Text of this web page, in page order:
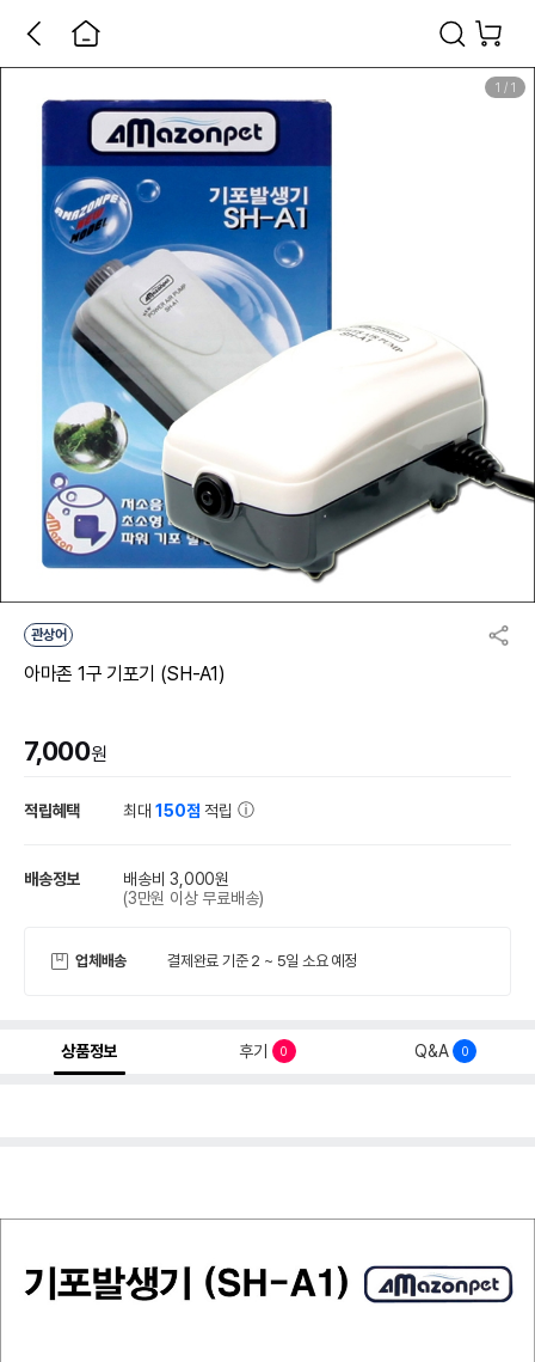
1 / 1
관상어
아마존 1구 기포기 (SH-A1)
7,000원
적립혜택 최대150점 적립
배송정보
배송비 3,000원
(3만원 이상 무료배송)
업체배송 결제완료 기준 2 ~ 5일 소요 예정
상품정보 후기 0 Q&A 0